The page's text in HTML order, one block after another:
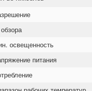
освещенность
питания